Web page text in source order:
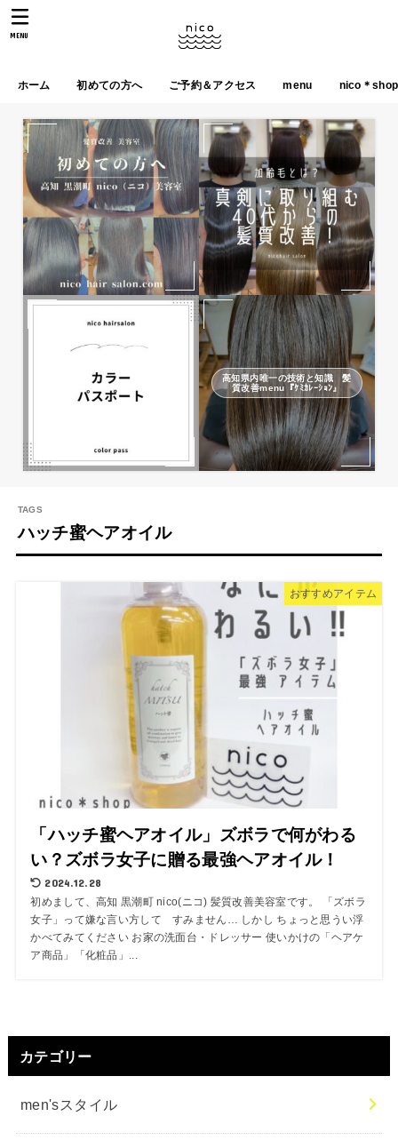
ホーム 初めての方へ ご予約＆アクセス menu nico＊shop
MENU
高知県内唯一の技術と知識 髪
質改善menu『ｹﾐｶﾚｰｼｮﾝ』
ハッチ蜜ヘアオイル
おすすめアイテム
「ハッチ蜜ヘアオイル」ズボラで何がわる
い？ズボラ女子に贈る最強ヘアオイル！
2024.12.28
初めまして、高知 黒潮町 nico(ニコ) 髪質改善美容室です。 「ズボラ
女子」って嫌な言い方して すみません… しかし ちょっと思うい浮
かべてみてください お家の洗面台・ドレッサー 使いかけの「ヘアケ
ア商品」「化粧品」...
カテゴリー
men'sスタイル